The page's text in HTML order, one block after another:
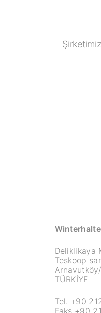
Deliklikaya
Teskoop
TÜRKİYE
Tel. +90
Faks +90